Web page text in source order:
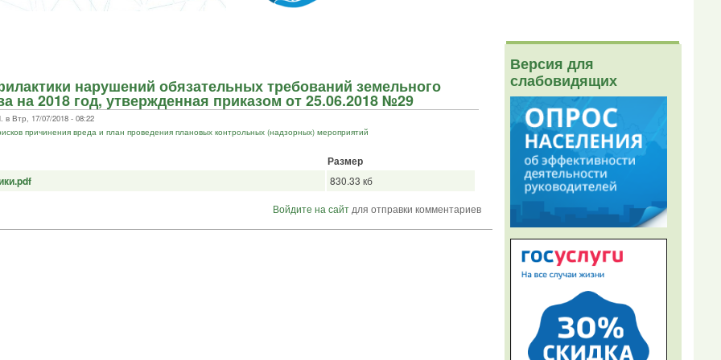
нарушений обязательных требований земельного
на 2018 год, утвержденная приказом от 25.06.2018 №29
Втр, 17/07/2018 - 08:22
причинения вреда и план проведения плановых контрольных (надзорных) мероприятий
Размер
830.33 кб
Войдите на сайтдля отправки комментариев
Версия для
слабовидящих